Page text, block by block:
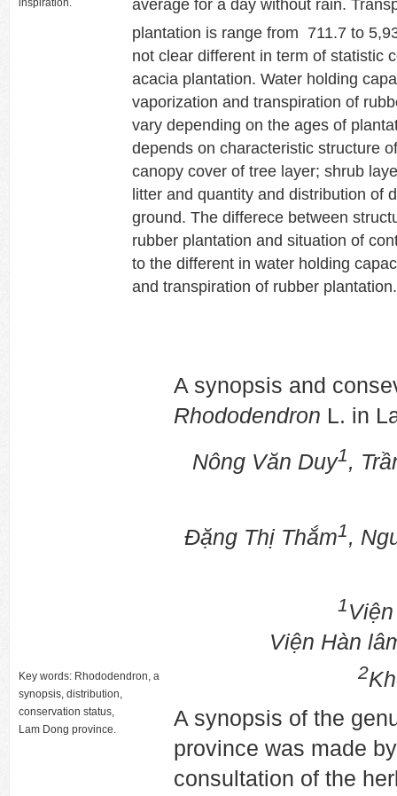
inspiration.
average for a day without rain.
plantation is range from 711.7 to
not clear different in term of statistic
acacia plantation. Water holding
vaporization and transpiration of
vary depending on the ages of
depends on characteristic structure
canopy cover of tree layer; shrub
litter and quantity and distribution of
ground. The differece between
rubber plantation and situation of
to the different in water holding
and transpiration of rubber plantation.
Key words: Rhododendron, a
synopsis, distribution,
conservation status,
Lam Dong province.
A synopsis and
Rhododendron L. in
Nông Văn Duy1,
Đặng Thị Thắm1,
1
Viện Hàn
2
A synopsis of the
province was made
consultation of the